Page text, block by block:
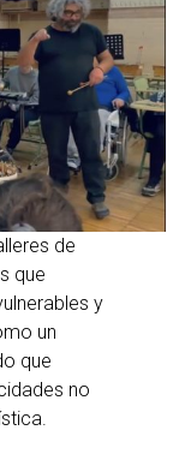
de
que
y
un
que
no